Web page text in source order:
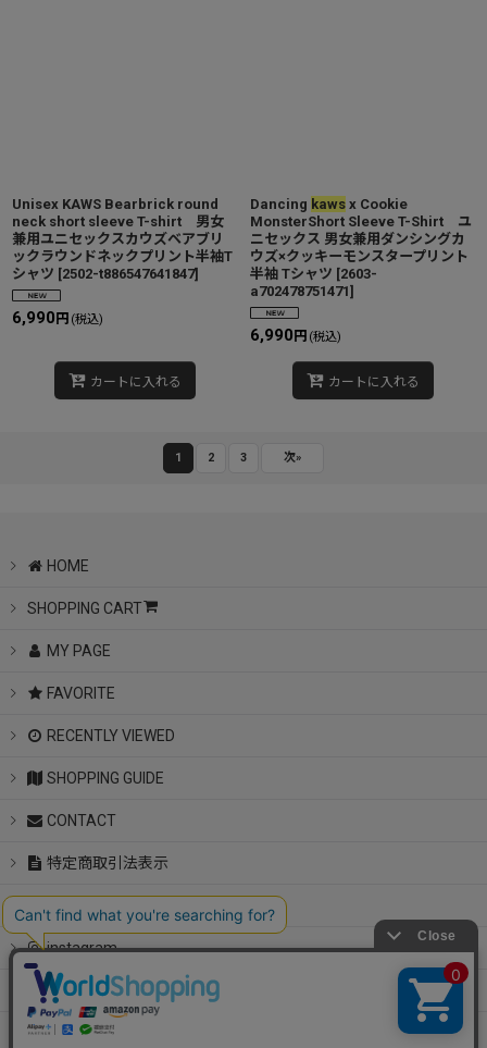
Unisex KAWS Bearbrick round
neck short sleeve T-shirt 男女
兼用ユニセックスカウズベアブリ
ックラウンドネックプリント半袖T
シャツ [2502-t886547641847]
6,990 円 (税込)
カートに入れる
Dancing kaws x Cookie
MonsterShort Sleeve T-Shirt ユ
ニセックス 男女兼用ダンシングカ
ウズ×クッキーモンスタープリント
半袖 Tシャツ [2603-
a702478751471]
6,990 円 (税込)
カートに入れる
1 2 3 次»
HOME
SHOPPING CART
MY PAGE
FAVORITE
RECENTLY VIEWED
SHOPPING GUIDE
CONTACT
特定商取引法表示
Notice
instagram
LINE